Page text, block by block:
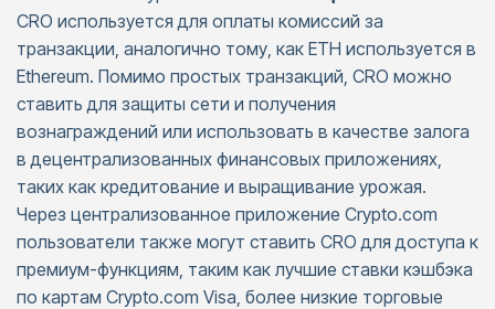
CRO используется для оплаты комиссий за
транзакции, аналогично тому, как ETH используется в
Ethereum. Помимо простых транзакций, CRO можно
ставить для защиты сети и получения
вознаграждений или использовать в качестве залога
в децентрализованных финансовых приложениях,
таких как кредитование и выращивание урожая.
Через централизованное приложение Crypto.com
пользователи также могут ставить CRO для доступа к
премиум-функциям, таким как лучшие ставки кэшбэка
по картам Crypto.com Visa, более низкие торговые